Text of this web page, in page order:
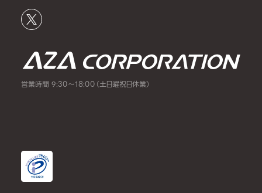
営業時間 9:30～18:00（土日曜祝日休業）